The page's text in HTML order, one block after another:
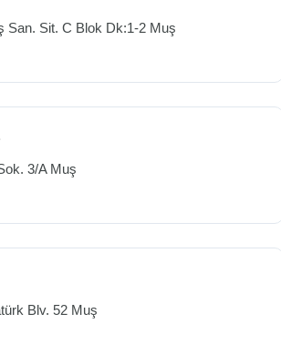
San. Sit. C Blok Dk:1-2 Muş
3/A Muş
Blv. 52 Muş